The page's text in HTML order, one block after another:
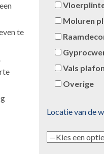
te
Moluren
Vals
Overige
Locatie van de